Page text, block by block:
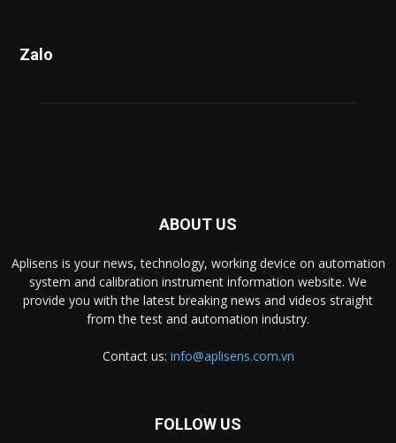
Zalo
ABOUT US
Aplisens is your news, technology, working device on automation
system and calibration instrument information website. We
provide you with the latest breaking news and videos straight
from the test and automation industry.
Contact us: info@aplisens.com.vn
FOLLOW US